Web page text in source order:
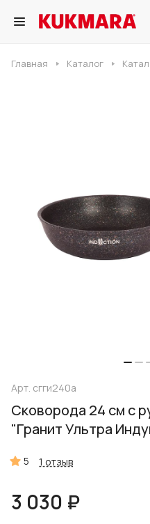
Главная Каталог
Арт. сгги240а
Сковорода 24 см с
"Гранит Ультра
5 1 отзыв
3 030 ₽